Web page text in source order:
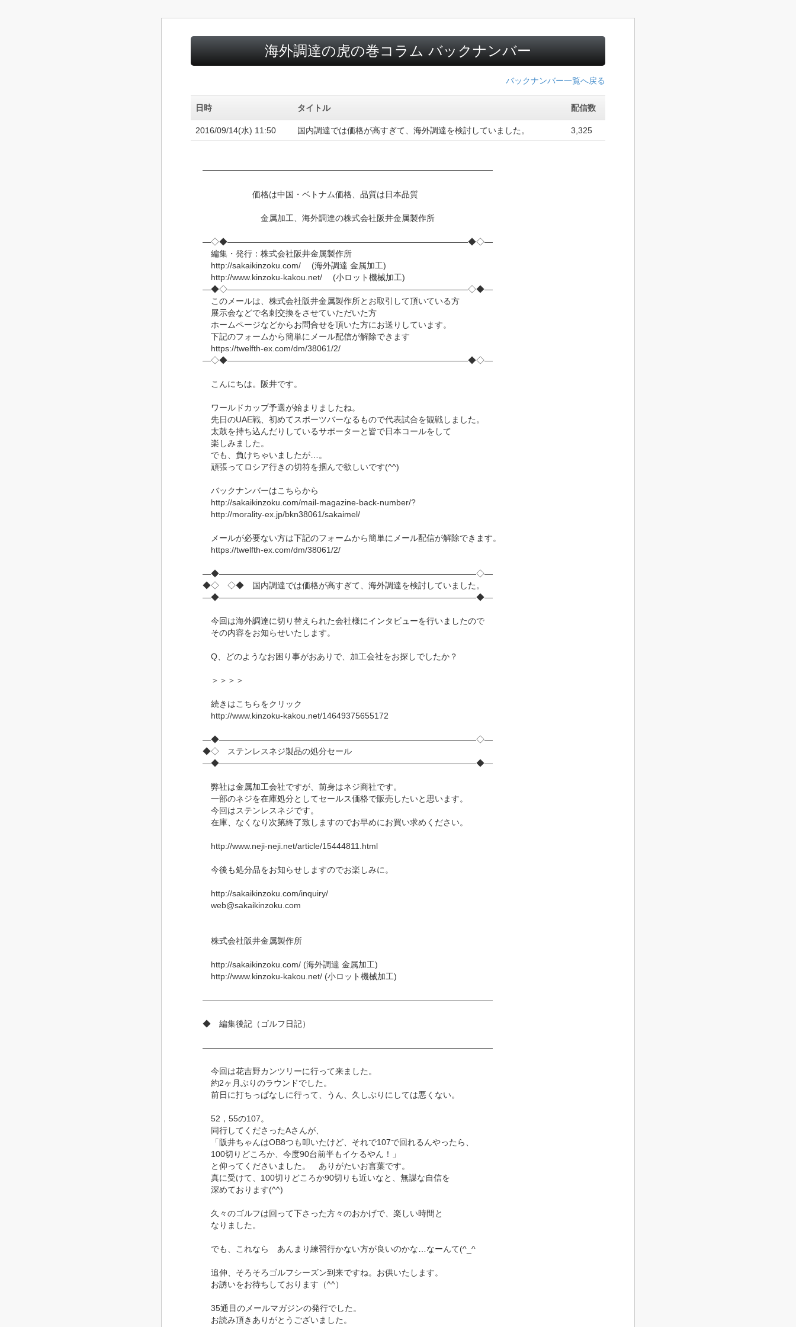
海外調達の虎の巻コラム バックナンバー
バックナンバー一覧へ戻る
日時 タイトル 配信数
2016/09/14(水) 11:50 国内調達では価格が高すぎて、海外調達を検討していました。 3,325
━━━━━━━━━━━━━━━━━━━━━━━━━━━━━━━━━━━
価格は中国・ベトナム価格、品質は日本品質
金属加工、海外調達の株式会社阪井金属製作所
―◇◆―――――――――――――――――――――――――――――◆◇―
編集・発行：株式会社阪井金属製作所
http://sakaikinzoku.com/ (海外調達 金属加工)
http://www.kinzoku-kakou.net/ (小ロット機械加工)
―◆◇―――――――――――――――――――――――――――――◇◆―
このメールは、株式会社阪井金属製作所とお取引して頂いている方
展示会などで名刺交換をさせていただいた方
ホームページなどからお問合せを頂いた方にお送りしています。
下記のフォームから簡単にメール配信が解除できます
https://twelfth-ex.com/dm/38061/2/
―◇◆―――――――――――――――――――――――――――――◆◇―
こんにちは。阪井です。
ワールドカップ予選が始まりましたね。
先日のUAE戦、初めてスポーツバーなるもので代表試合を観戦しました。
太鼓を持ち込んだりしているサポーターと皆で日本コールをして
楽しみました。
でも、負けちゃいましたが…。
頑張ってロシア行きの切符を掴んで欲しいです(^^)
バックナンバーはこちらから
http://sakaikinzoku.com/mail-magazine-back-number/?
http://morality-ex.jp/bkn38061/sakaimel/
メールが必要ない方は下記のフォームから簡単にメール配信が解除できます。
https://twelfth-ex.com/dm/38061/2/
―◆―――――――――――――――――――――――――――――――◇―
◆◇ ◇◆ 国内調達では価格が高すぎて、海外調達を検討していました。
―◆―――――――――――――――――――――――――――――――◆―
今回は海外調達に切り替えられた会社様にインタビューを行いましたので
その内容をお知らせいたします。
Q、どのようなお困り事がおありで、加工会社をお探しでしたか？
＞＞＞＞
続きはこちらをクリック
http://www.kinzoku-kakou.net/14649375655172
―◆―――――――――――――――――――――――――――――――◇―
◆◇ ステンレスネジ製品の処分セール
―◆―――――――――――――――――――――――――――――――◆―
弊社は金属加工会社ですが、前身はネジ商社です。
一部のネジを在庫処分としてセールス価格で販売したいと思います。
今回はステンレスネジです。
在庫、なくなり次第終了致しますのでお早めにお買い求めください。
http://www.neji-neji.net/article/15444811.html
今後も処分品をお知らせしますのでお楽しみに。
http://sakaikinzoku.com/inquiry/
web@sakaikinzoku.com
株式会社阪井金属製作所
http://sakaikinzoku.com/ (海外調達 金属加工)
http://www.kinzoku-kakou.net/ (小ロット機械加工)
―――――――――――――――――――――――――――――――――――
◆ 編集後記（ゴルフ日記）
―――――――――――――――――――――――――――――――――――
今回は花吉野カンツリーに行って来ました。
約2ヶ月ぶりのラウンドでした。
前日に打ちっぱなしに行って、うん、久しぶりにしては悪くない。
52，55の107。
同行してくださったAさんが、
「阪井ちゃんはOB8つも叩いたけど、それで107で回れるんやったら、
100切りどころか、今度90台前半もイケるやん！」
と仰ってくださいました。 ありがたいお言葉です。
真に受けて、100切りどころか90切りも近いなと、無謀な自信を
深めております(^^)
久々のゴルフは回って下さった方々のおかげで、楽しい時間と
なりました。
でも、これなら あんまり練習行かない方が良いのかな…なーんて(^_^
追伸、そろそろゴルフシーズン到来ですね。お供いたします。
お誘いをお待ちしております（^^）
35通目のメールマガジンの発行でした。
お読み頂きありがとうございました。